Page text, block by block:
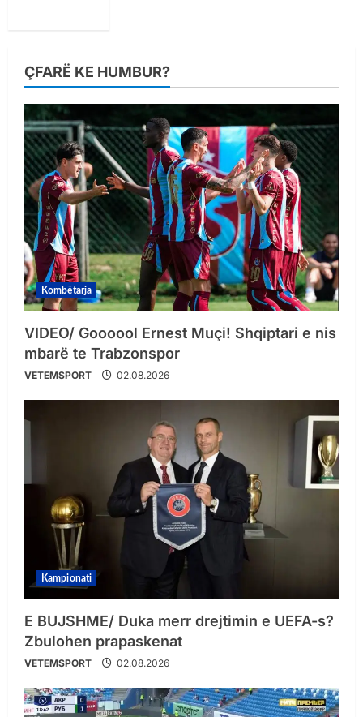
ÇFARË KE HUMBUR?
Kombëtarja
VIDEO/ Goooool Ernest Muçi! Shqiptari e nis
mbarë te Trabzonspor
VETEMSPORT 02.08.2026
Kampionati
E BUJSHME/ Duka merr drejtimin e UEFA-s?
Zbulohen prapaskenat
VETEMSPORT 02.08.2026